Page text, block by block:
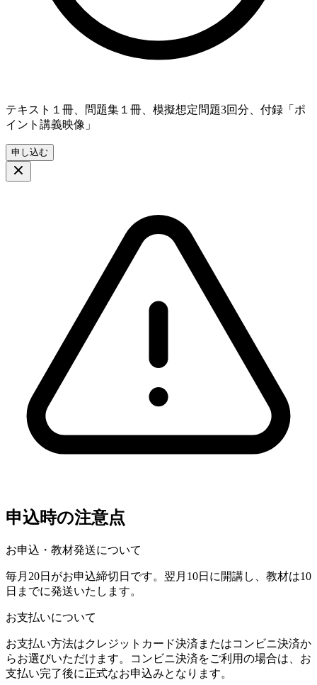
テキスト１冊、問題集１冊、模擬想定問題3回分、付録「ポ
イント講義映像」
申し込む
申込時の注意点
お申込・教材発送について
毎月20日がお申込締切日です。翌月10日に開講し、教材は10
日までに発送いたします。
お支払いについて
お支払い方法はクレジットカード決済またはコンビニ決済か
らお選びいただけます。コンビニ決済をご利用の場合は、お
支払い完了後に正式なお申込みとなります。